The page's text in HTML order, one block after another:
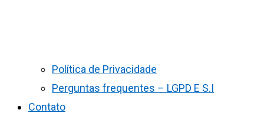
Política de Privacidade
Perguntas frequentes – LGPD E S.I
Contato